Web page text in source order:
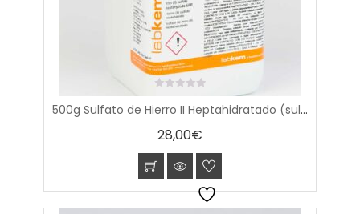
500g Sulfato de Hierro II Heptahidratado (sulfato ferroso) Analytical Grade
out
528,00€